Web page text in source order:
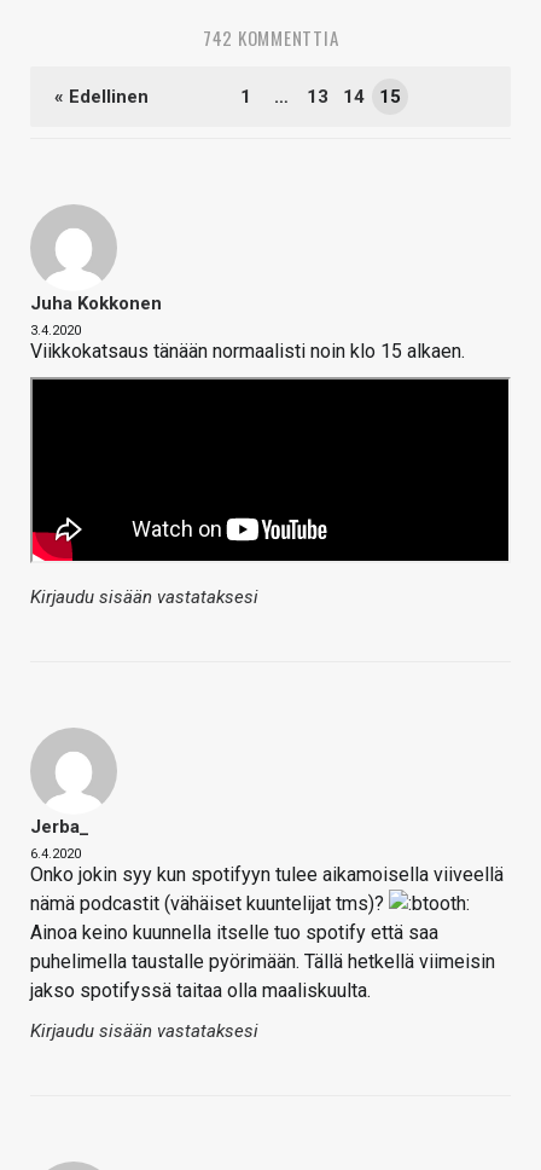
742 KOMMENTTIA
« Edellinen 1 … 13 14 15
Juha Kokkonen
3.4.2020
Viikkokatsaus tänään normaalisti noin klo 15 alkaen.
Kirjaudu sisään vastataksesi
Jerba_
6.4.2020
Onko jokin syy kun spotifyyn tulee aikamoisella viiveellä
nämä podcastit (vähäiset kuuntelijat tms)?
Ainoa keino kuunnella itselle tuo spotify että saa
puhelimella taustalle pyörimään. Tällä hetkellä viimeisin
jakso spotifyssä taitaa olla maaliskuulta.
Kirjaudu sisään vastataksesi